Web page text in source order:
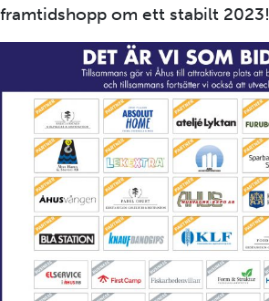
framtidshopp om ett stabilt 2023!